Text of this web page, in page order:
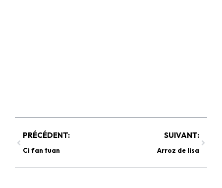
PRÉCÉDENT:
Ci fan tuan
SUIVANT:
Arroz de lisa